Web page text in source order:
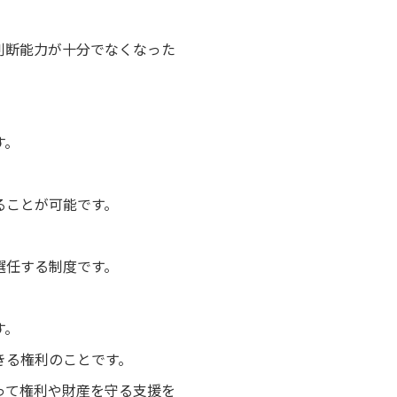
能力が十分でなくなった
とが可能です。
する制度です。
権利のことです。
権利や財産を守る支援を